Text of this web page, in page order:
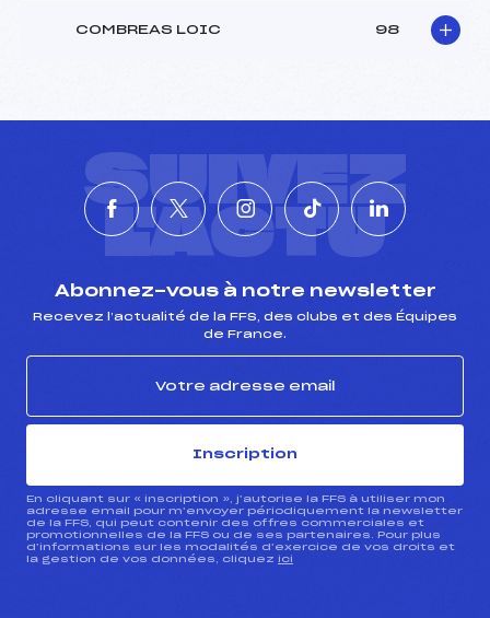
COMBREAS LOIC 98
SUIVEZ
L'ACTU
Abonnez-vous à notre newsletter
Recevez l’actualité de la FFS, des clubs et des Équipes
de France.
Inscription
En cliquant sur « inscription », j’autorise la FFS à utiliser mon
adresse email pour m’envoyer périodiquement la newsletter
de la FFS, qui peut contenir des offres commerciales et
promotionnelles de la FFS ou de ses partenaires. Pour plus
d’informations sur les modalités d’exercice de vos droits et
la gestion de vos données, cliquez ici